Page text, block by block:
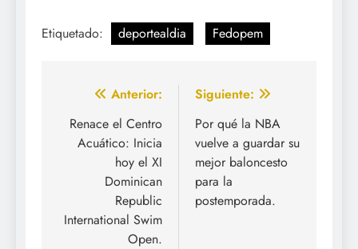
Etiquetado: deportealdia Fedopem
Navegación
de
entradas
Anterior:
Renace el Centro
Acuático: Inicia
hoy el XI
Dominican
Republic
International Swim
Open.
Siguiente:
Por qué la NBA
vuelve a guardar su
mejor baloncesto
para la
postemporada.